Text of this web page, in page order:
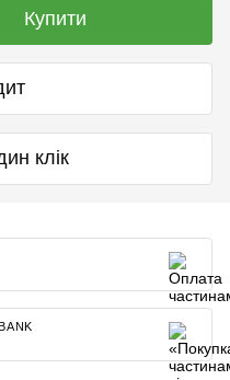
Купити
клік